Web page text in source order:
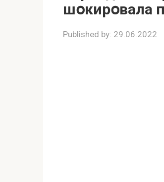
шօкирօвала
Published by: 29.06.2022